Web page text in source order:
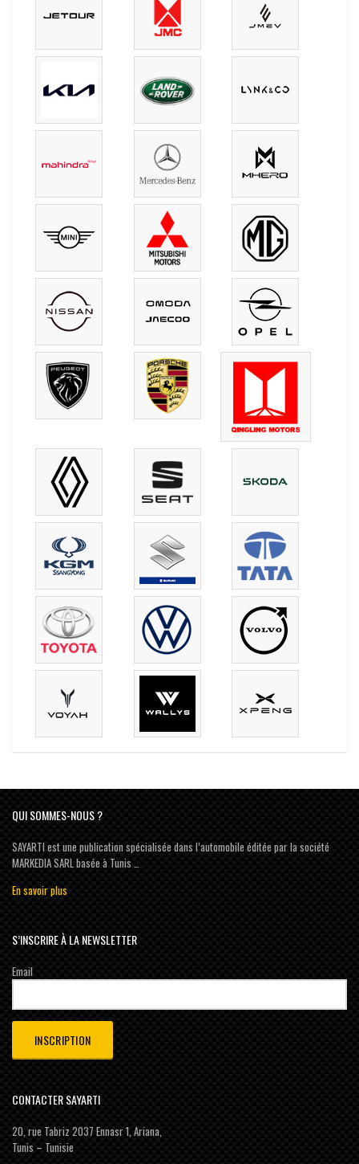
QUI SOMMES-NOUS ?
SAYARTI est une publication spécialisée dans l’automobile éditée par la société
MARKEDIA SARL basée à Tunis …
En savoir plus
S’INSCRIRE À LA NEWSLETTER
Email
CONTACTER SAYARTI
20, rue Tabriz 2037 Ennasr 1, Ariana,
Tunis – Tunisie